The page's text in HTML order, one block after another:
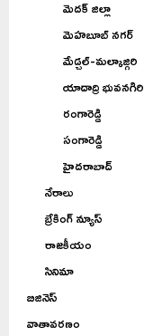
మెదక్ జిల్లా
మెహబూబ్ నగర్
మేడ్చల్-మల్కాజ్గిరి
యాదాద్రి భువనగిరి
రంగారెడ్డి
సంగారెడ్డి
హైదరాబాద్
నేరాలు
బ్రేకింగ్ న్యూస్
రాజకీయం
సినిమా
బిజినెస్
వాతావరణం